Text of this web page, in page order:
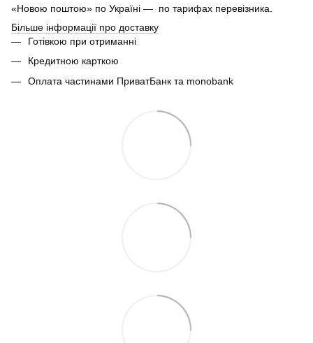
«Новою поштою» по Україні — по тарифах перевізника.
Більше інформації про доставку
Готівкою при отриманні
Кредитною карткою
Оплата частинами ПриватБанк та monobank